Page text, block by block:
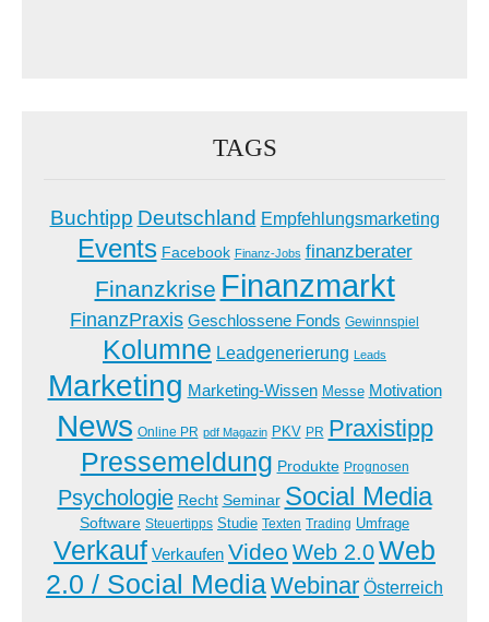
TAGS
Buchtipp Deutschland Empfehlungsmarketing
Events Facebook Finanz-Jobs finanzberater
Finanzkrise Finanzmarkt
FinanzPraxis Geschlossene Fonds Gewinnspiel
Kolumne Leadgenerierung Leads
Marketing Marketing-Wissen Messe Motivation
News Online PR pdf Magazin PKV PR Praxistipp
Pressemeldung Produkte Prognosen
Psychologie Recht Seminar Social Media
Software Steuertipps Studie Texten Trading Umfrage
Verkauf Verkaufen Video Web 2.0Web
2.0 / Social MediaWebinar Österreich